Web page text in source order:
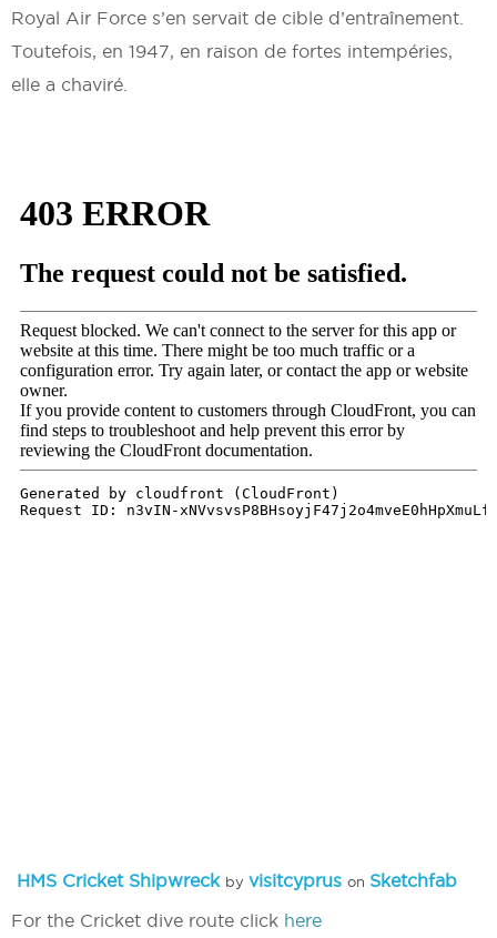
Royal Air Force s’en servait de cible d’entraînement.
Toutefois, en 1947, en raison de fortes intempéries,
elle a chaviré.
HMS Cricket Shipwreck by visitcyprus on Sketchfab
For the Cricket dive route click here